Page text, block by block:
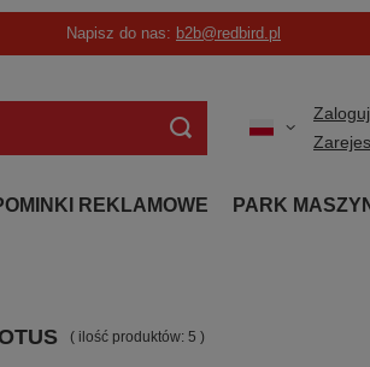
Napisz do nas: b2b@redbird.pl
REKLAMOWE PARK
( ilość produktów: 5 )